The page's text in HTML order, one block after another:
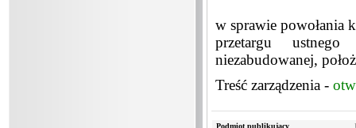
w sprawie powołania
przetargu ustnego
niezabudowanej,
Treść zarządzenia -
Podmiot publikujący